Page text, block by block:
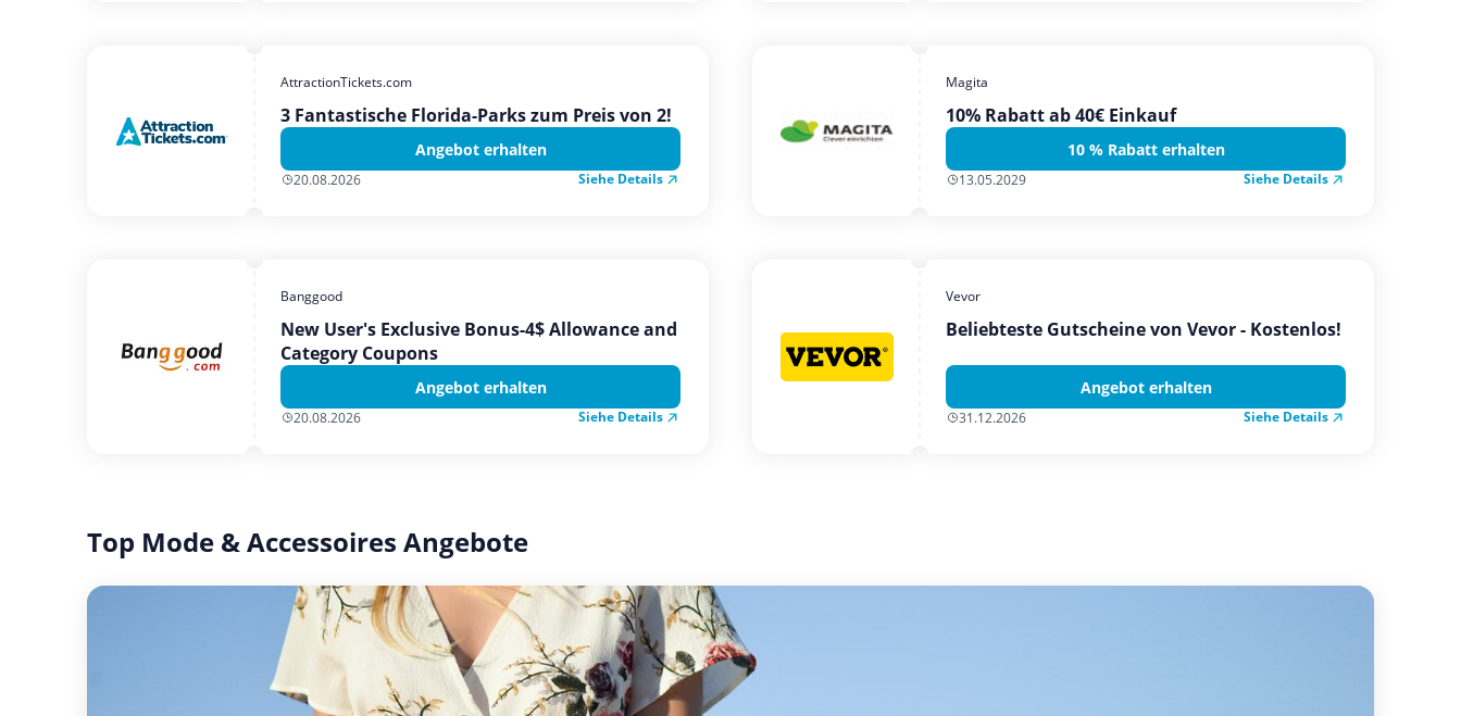
AttractionTickets.com
3 Fantastische Florida-Parks zum Preis von 2!
Angebot erhalten
20.08.2026 Siehe Details
Magita
10% Rabatt ab 40€ Einkauf
10 % Rabatt erhalten
13.05.2029 Siehe Details
Banggood
New User's Exclusive Bonus-4$ Allowance and
Category Coupons
Angebot erhalten
20.08.2026 Siehe Details
Vevor
Beliebteste Gutscheine von Vevor - Kostenlos!
Angebot erhalten
31.12.2026 Siehe Details
Top Mode & Accessoires Angebote